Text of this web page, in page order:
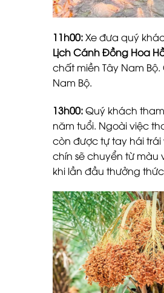
11h00:Xe đưa quý
Lịch Cánh Đồng Hoa
chất miền Tây Nam
Nam Bộ.
13h00:Quý khách
năm tuổi. Ngoài việc
còn được tự tay hái
chín sẽ chuyển từ
khi lần đầu thưởng